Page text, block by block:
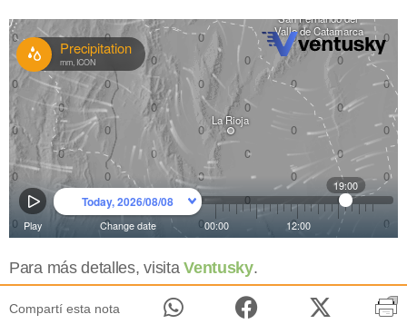
Para más detalles, visitaVentusky.
Compartí esta nota